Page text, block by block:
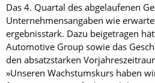
Das 4. Quartal des abgelaufenen
Unternehmens­angaben wie
ergebnisstark. Dazu beigetragen
Automotive Group sowie das
den absatzstarken
»Unseren Wachstumskurs haben